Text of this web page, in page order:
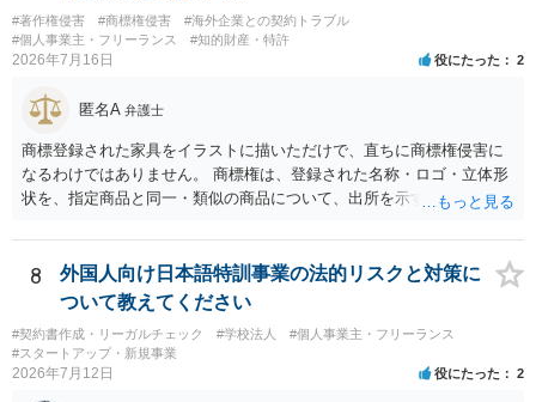
#著作権侵害 #商標権侵害
#海外企業との契約トラブル
#個人事業主・フリーランス
#知的財産・特許
2026年7月16日 役にたった 2
匿名A 弁護士
商標登録された家具をイラストに描いただけで、直ちに商標権侵害に
なるわけではありません。 商標権は、登録された名称・ロゴ・立体形
状を、指定商品と同一・類似の商品について、出所を示す表示として
て描くにとどまる場合は、通常、商標権侵害にはなりにくいと考えら
れます。 ただし、家具名や特徴的な形状を商品名・広告に大きく表示
し、公式商品やライセンス商品と誤認させる販売方法であれば、商標
権や不正競争防止法上の問題が生じ得ます。家具のデザインに著作権
が認められる場合は、著作権も別途問題となります。 無料のSNS投稿
やプレゼントでも、著作権侵害は成立し得ます。商標権については、
8
外国人向け日本語特訓事業の法的リスクと対策に
ついて教えてください
#契約書作成・リーガルチェック #学校法人
#個人事業主・フリーランス
#スタートアップ・新規事業
2026年7月12日 役にたった 2